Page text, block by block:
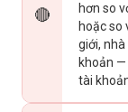
🔴
hơn so
hoặc so
giới,
khoản
tài